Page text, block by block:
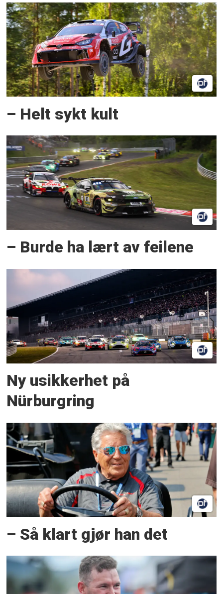
– Helt sykt kult
– Burde ha lært av feilene
Ny usikkerhet på
Nürburgring
– Så klart gjør han det